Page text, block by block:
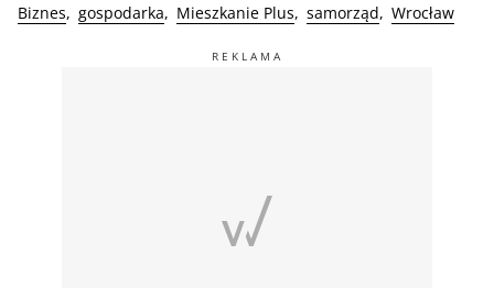
Biznes gospodarka Mieszkanie Plus samorząd Wrocław